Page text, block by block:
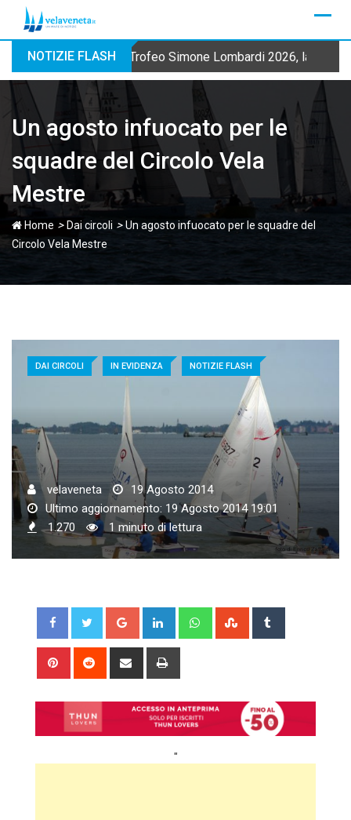
NOTIZIE FLASH Trofeo Simone Lombardi 2026, la
Un agosto infuocato per le
squadre del Circolo Vela
Mestre
Home > Dai circoli >Un agosto infuocato per le squadre del
Circolo Vela Mestre
DAI CIRCOLI IN EVIDENZA NOTIZIE FLASH
velaveneta
19 Agosto 2014
Ultimo aggiornamento: 19 Agosto 2014 19:01
1.270
1 minuto di lettura
Google+ LinkedIn WhatsappStumbleUpon
Pinterest Reddit
Share
"